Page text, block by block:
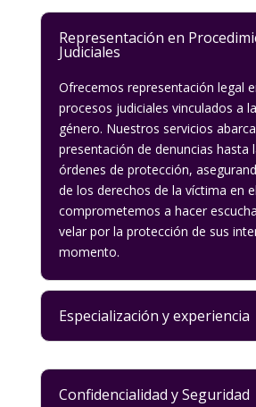
Representación en
Judiciales
Ofrecemos representación legal
procesos judiciales vinculados a
género. Nuestros servicios
presentación de denuncias hasta
órdenes de protección,
de los derechos de la víctima en
comprometemos a hacer
velar por la protección de sus
momento.
Especialización y experiencia
Confidencialidad y Seguridad